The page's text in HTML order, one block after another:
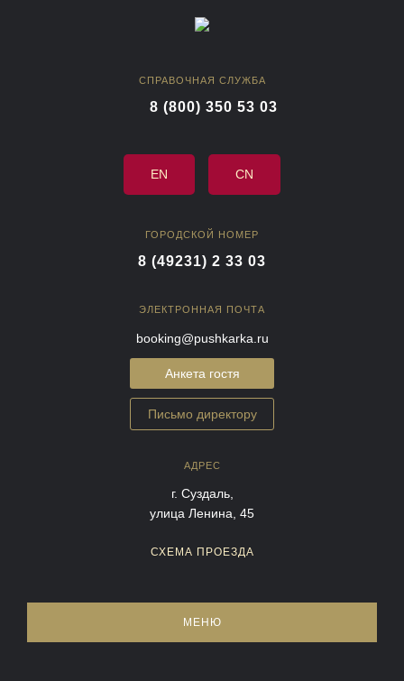
СПРАВОЧНАЯ СЛУЖБА
8 (800) 350 53 03
EN CN
ГОРОДСКОЙ НОМЕР
8 (49231) 2 33 03
ЭЛЕКТРОННАЯ ПОЧТА
booking@pushkarka.ru
Анкета гостя
Письмо директору
АДРЕС
г. Суздаль,
улица Ленина, 45
СХЕМА ПРОЕЗДА
МЕНЮ